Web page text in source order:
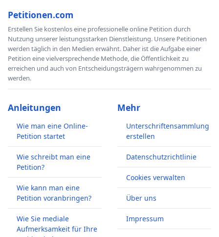
Petitionen.com
Erstellen Sie kostenlos eine professionelle online Petition durch
Nutzung unserer leistungsstarken Dienstleistung. Unsere Petitionen
werden täglich in den Medien erwähnt. Daher ist die Aufgabe einer
Petition eine vielversprechende Methode, die Öffentlichkeit zu
erreichen und auch von Entscheidungsträgern wahrgenommen zu
werden.
Anleitungen
Wie man eine Online-
Petition startet
Wie schreibt man eine
Petition?
Wie kann man eine
Petition voranbringen?
Wie Sie mediale
Aufmerksamkeit für Ihre
Mehr
Unterschriftensammlung
erstellen
Datenschutzrichtlinie
Cookies verwalten
Über uns
Impressum